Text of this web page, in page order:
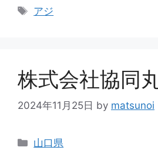
アジ
株式会社協同
2024年11月25日 by matsunoi
山口県